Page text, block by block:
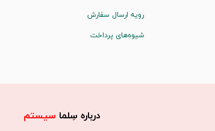
درباره سِلما سیستم​​​​​​​
رویه ارسال سفارش
شیوه‌های پرداخت